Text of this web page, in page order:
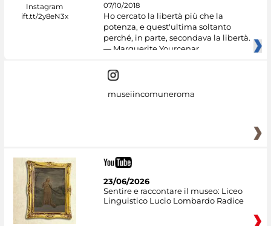
07/10/2018
Ho cercato la libertà più che la
potenza, e quest'ultima soltanto
perché, in parte, secondava la libertà.
— Marguerite Yourcenar
museiincomuneroma
23/06/2026
Sentire e raccontare il museo: Liceo
Linguistico Lucio Lombardo Radice